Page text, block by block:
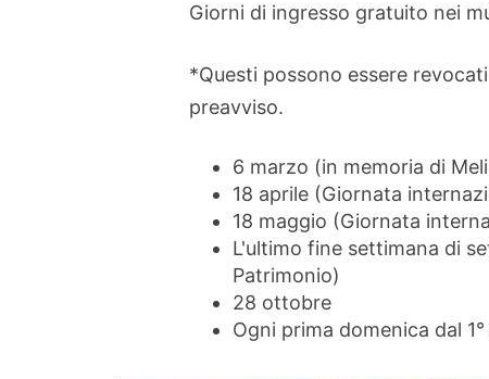
Giorni di ingresso gratuito nei
*Questi possono essere
preavviso.
6 marzo (in memoria di
18 aprile (Giornata
18 maggio (Giornata
L'ultimo fine settimana di
Patrimonio)
28 ottobre
Ogni prima domenica dal